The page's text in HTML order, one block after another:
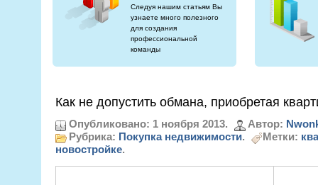
Следуя нашим статьям Вы
узнаете много полезного
для создания
профессиональной
команды
Как не допустить обмана, приобретая
Опубликовано: 1 ноября 2013. Автор:
Рубрика: Покупка недвижимости. Метки:
новостройке.